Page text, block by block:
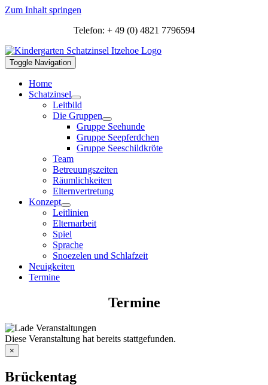
Zum Inhalt springen
Telefon: + 49 (0) 4821 7796594
Toggle Navigation
Home
Schatzinsel
Leitbild
Die Gruppen
Gruppe Seehunde
Gruppe Seepferdchen
Gruppe Seeschildkröte
Team
Betreuungszeiten
Räumlichkeiten
Elternvertretung
Konzept
Leitlinien
Elternarbeit
Spiel
Sprache
Snoezelen und Schlafzeit
Neuigkeiten
Termine
Termine
Diese Veranstaltung hat bereits stattgefunden.
×
Brückentag